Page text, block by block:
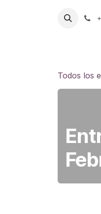
Todos los